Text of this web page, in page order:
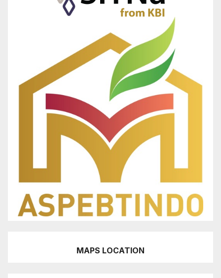
MAPS LOCATION